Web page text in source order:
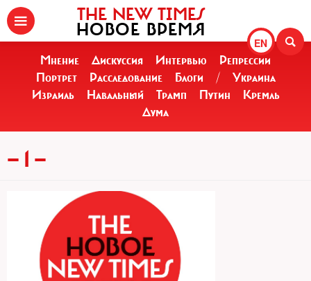
EN
THE NEW TIMES
НОВОЕ ВРЕМЯ
Мнение Дискуссия Интервью
Репрессии
Портрет
Расследование Блоги /
Украина
Израиль
Навальный Трамп Путин
Кремль
Дума
— 1 —